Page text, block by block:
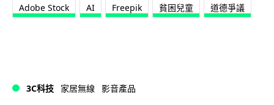
Adobe Stock AI Freepik 貧困兒童 道德爭議
3C科技 家居無線 影音產品